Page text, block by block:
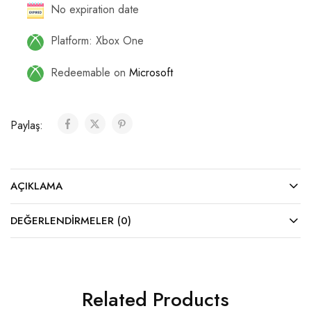
No expiration date
Platform: Xbox One
Redeemable on Microsoft
Paylaş:
AÇIKLAMA
DEĞERLENDIRMELER (0)
Related Products